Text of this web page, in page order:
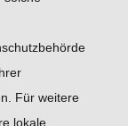
Für weitere
lokale